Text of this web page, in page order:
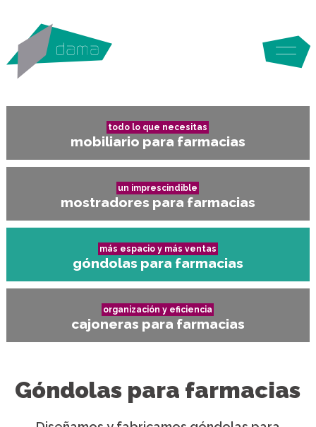
todo lo que necesitas
mobiliario para farmacias
un imprescindible
mostradores para farmacias
más espacio y más ventas
góndolas para farmacias
organización y eficiencia
cajoneras para farmacias
Góndolas para farmacias